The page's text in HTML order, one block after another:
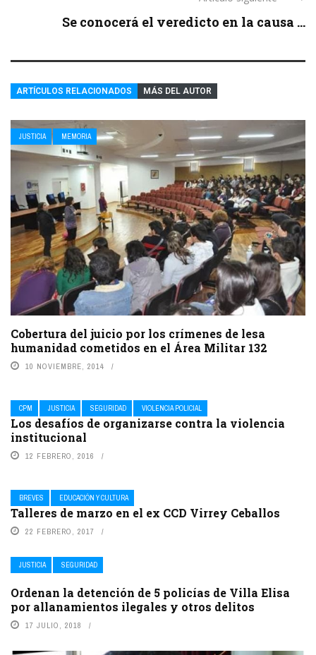
Se conocerá el veredicto en la causa ...
ARTÍCULOS RELACIONADOS MÁS DEL AUTOR
JUSTICIA MEMORIA
Cobertura del juicio por los crímenes de lesa
humanidad cometidos en el Área Militar 132
10 NOVIEMBRE, 2014
CPM JUSTICIA SEGURIDAD VIOLENCIA POLICIAL
Los desafíos de organizarse contra la violencia
institucional
12 FEBRERO, 2016
BREVES EDUCACIÓN Y CULTURA
Talleres de marzo en el ex CCD Virrey Ceballos
22 FEBRERO, 2017
JUSTICIA SEGURIDAD
Ordenan la detención de 5 policías de Villa Elisa
por allanamientos ilegales y otros delitos
17 JULIO, 2018